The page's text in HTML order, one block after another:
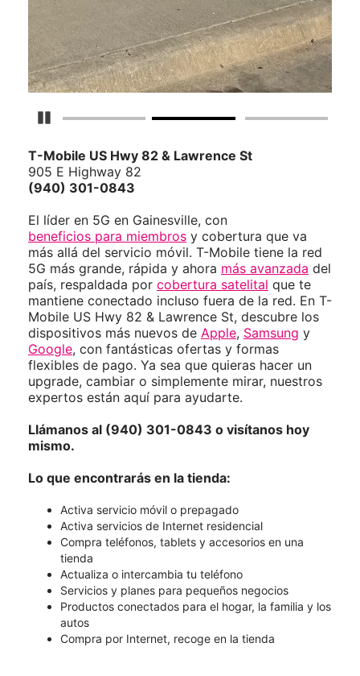
Detener carrusel
T-Mobile US Hwy 82 & Lawrence St
905 E Highway 82
(940) 301-0843
El líder en 5G en Gainesville, con
beneficios para miembros y cobertura que va
más allá del servicio móvil. T-Mobile tiene la red
5G más grande, rápida y ahora más avanzada del
país, respaldada por cobertura satelital que te
mantiene conectado incluso fuera de la red. En T-
Mobile US Hwy 82 & Lawrence St, descubre los
dispositivos más nuevos de Apple, Samsung y
Google, con fantásticas ofertas y formas
flexibles de pago. Ya sea que quieras hacer un
upgrade, cambiar o simplemente mirar, nuestros
expertos están aquí para ayudarte.
Llámanos al (940) 301-0843 o visítanos hoy
mismo.
Lo que encontrarás en la tienda:
Activa servicio móvil o prepagado
Activa servicios de Internet residencial
Compra teléfonos, tablets y accesorios en una
tienda
Actualiza o intercambia tu teléfono
Servicios y planes para pequeños negocios
Productos conectados para el hogar, la familia y los
autos
Compra por Internet, recoge en la tienda